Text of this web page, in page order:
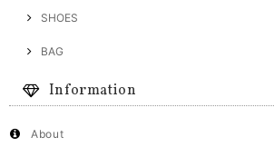
SHOES
BAG
Information
About